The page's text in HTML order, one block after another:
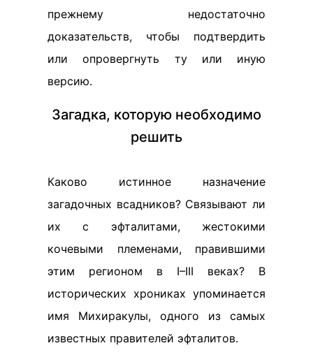
прежнему недостаточно
доказательств, чтобы подтвердить
или опровергнуть ту или иную
версию.
Загадка, которую необходимо
решить
Каково истинное назначение
загадочных всадников? Связывают ли
их с эфталитами, жестокими
кочевыми племенами, правившими
этим регионом в I–III веках? В
исторических хрониках упоминается
имя Михиракулы, одного из самых
известных правителей эфталитов.